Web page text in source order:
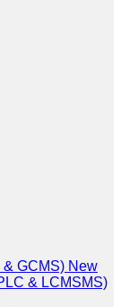
GCMS) New
& LCMSMS)